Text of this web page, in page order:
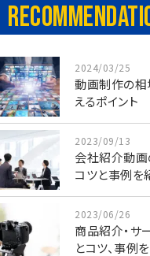
2024/03/25
動画制作の相
えるポイント
2023/09/13
会社紹介動画
コツと事例を
2023/06/26
商品紹介・サ
とコツ、事例